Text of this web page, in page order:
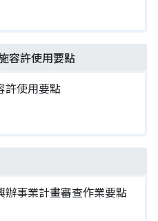
容許使用要點
許使用要點
辦事業計畫審查作業要點